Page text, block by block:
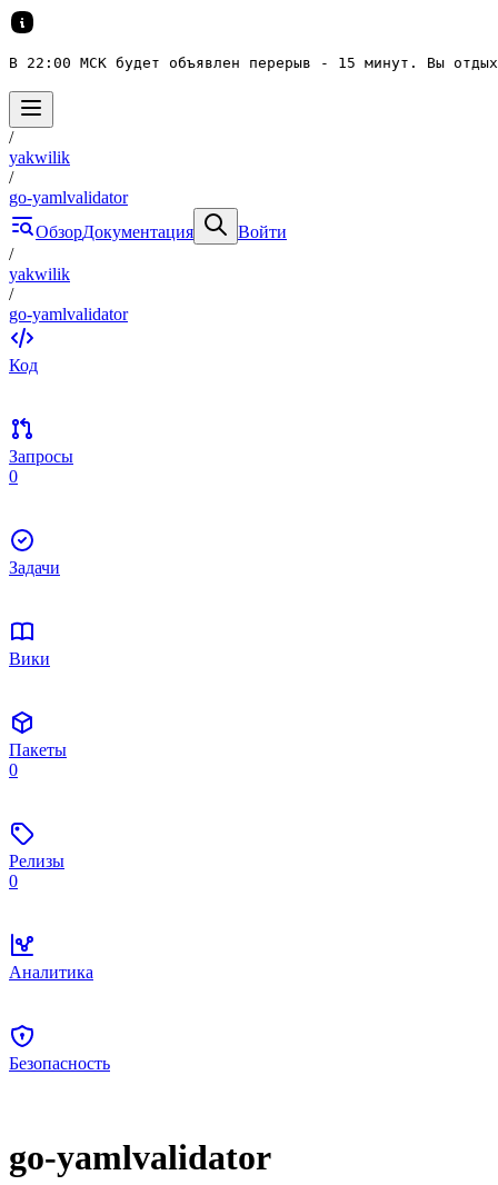
В 22:00 МСК будет объявлен перерыв - 15 минут. Вы
/
yakwilik
/
go-yamlvalidator
ОбзорДокументация
Войти
/
yakwilik
/
go-yamlvalidator
Код
Запросы
0
Задачи
Вики
Пакеты
0
Релизы
0
Аналитика
Безопасность
go-yamlvalidator